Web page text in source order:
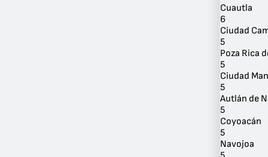
Cuautla
6
Ciudad
5
Poza Rica
5
Ciudad
5
Autlán de
5
Coyoacán
5
Navojoa